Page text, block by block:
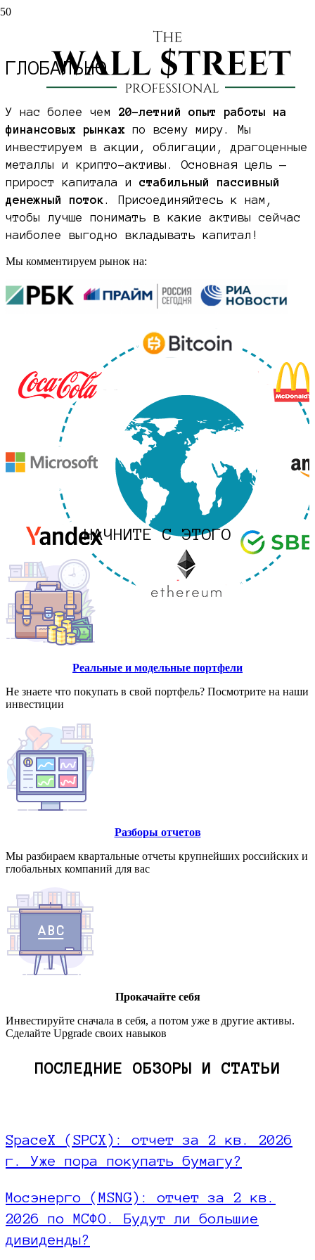
В АКТИВЫ
ГЛОБАЛЬНО
У нас более чем
20-летний опыт работы на
финансовых рынках по всему миру. Мы
инвестируем в акции, облигации, драгоценные
металлы и крипто-активы. Основная цель —
прирост капитала и стабильный пассивный
денежный поток. Присоединяйтесь к нам,
чтобы лучше понимать в какие активы сейчас
наиболее выгодно вкладывать капитал!
Мы комментируем рынок на:
НАЧНИТЕ С ЭТОГО
Реальные и модельные портфели
Не знаете что покупать в свой портфель? Посмотрите на наши
инвестиции
Разборы отчетов
Мы разбираем квартальные отчеты крупнейших российских и
глобальных компаний для вас
Прокачайте себя
Инвестируйте сначала в себя, а потом уже в другие активы.
Сделайте Upgrade своих навыков
ПОСЛЕДНИЕ ОБЗОРЫ И СТАТЬИ
SpaceX (SPCX): отчет за 2 кв. 2026
г. Уже пора покупать бумагу?
Мосэнерго (MSNG): отчет за 2 кв.
2026 по МСФО. Будут ли большие
дивиденды?